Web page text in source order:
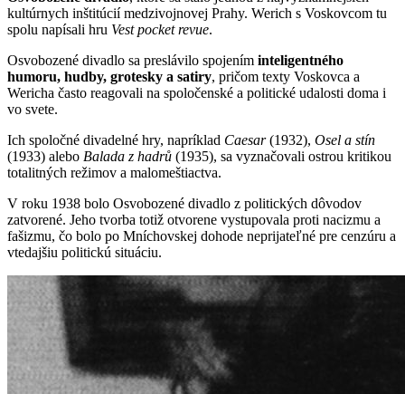
kultúrnych inštitúcií medzivojnovej Prahy. Werich s Voskovcom tu
spolu napísali hru Vest pocket revue.
Osvobozené divadlo sa preslávilo spojením inteligentného
humoru, hudby, grotesky a satiry, pričom texty Voskovca a
Wericha často reagovali na spoločenské a politické udalosti doma i
vo svete.
Ich spoločné divadelné hry, napríklad Caesar(1932), Osel a stín
(1933) alebo Balada z hadrů (1935), sa vyznačovali ostrou kritikou
totalitných režimov a malomeštiactva.
V roku 1938 bolo Osvobozené divadlo z politických dôvodov
zatvorené. Jeho tvorba totiž otvorene vystupovala proti nacizmu a
fašizmu, čo bolo po Mníchovskej dohode neprijateľné pre cenzúru a
vtedajšiu politickú situáciu.